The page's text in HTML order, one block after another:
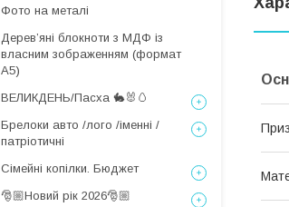
Фото на металі
Дерев’яні блокноти з МДФ із
власним зображенням (формат
А5)
ВЕЛИКДЕНЬ/Пасха 🐇🐰🥚
Брелоки авто /лого /іменні /
патріотичні
Сімейні копілки. Бюджет
🎅🏼Новий рік 2026🎅🏼